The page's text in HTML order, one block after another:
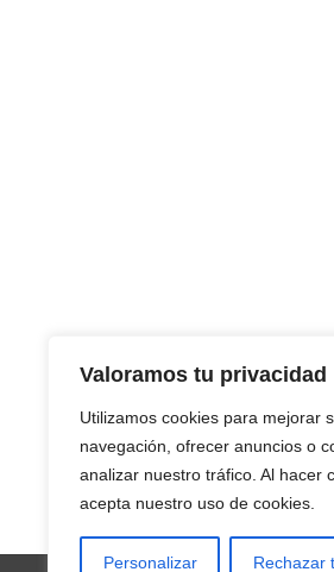
Valoramos tu privacidad
Utilizamos cookies para mejorar
navegación, ofrecer anuncios o
analizar nuestro tráfico. Al hacer
acepta nuestro uso de cookies.
Personalizar Rechazar